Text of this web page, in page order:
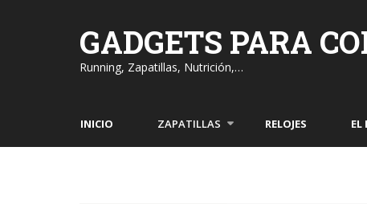
GADGETS PARA
Running, Zapatillas, Nutrición,…
INICIO ZAPATILLAS RELOJES EL